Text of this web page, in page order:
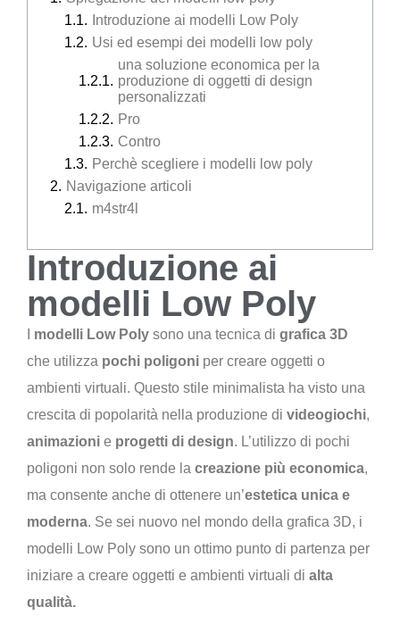
Introduzione ai modelli Low Poly
Usi ed esempi dei modelli low poly
una soluzione economica per la
produzione di oggetti di design
personalizzati
Pro
Contro
Perchè scegliere i modelli low poly
Navigazione articoli
m4str4l
Introduzione ai
modelli Low Poly
modelli Low Poly sono una tecnica di grafica 3D
che utilizza pochi poligoni per creare oggetti o
ambienti virtuali. Questo stile minimalista ha visto una
crescita di popolarità nella produzione di videogiochi,
animazioni e progetti di design. L’utilizzo di pochi
poligoni non solo rende la creazione più economica,
ma consente anche di ottenere un’estetica unica e
moderna. Se sei nuovo nel mondo della grafica 3D, i
modelli Low Poly sono un ottimo punto di partenza per
iniziare a creare oggetti e ambienti virtuali di alta
qualità.